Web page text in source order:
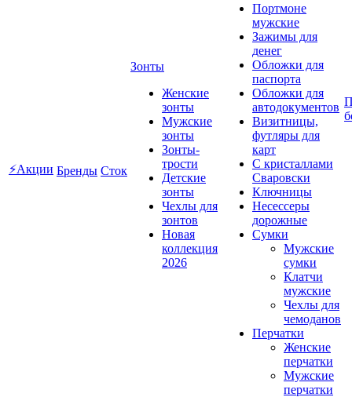
⚡Акции Бренды Сток
Зонты
Женские
зонты
Мужские
зонты
Зонты-
трости
Детские
зонты
Чехлы для
зонтов
Новая
коллекция
2026
Портмоне
мужские
Зажимы для
денег
Обложки для
паспорта
Обложки для
автодокументов
Визитницы,
футляры для
карт
C кристаллами
Сваровски
Ключницы
Несессеры
дорожные
Сумки
Мужские
сумки
Клатчи
мужские
Чехлы для
чемоданов
Перчатки
Женские
перчатки
Мужские
перчатки